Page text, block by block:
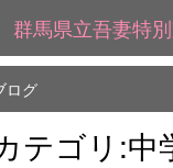
群馬県立吾妻特
ログ
テゴリ:中